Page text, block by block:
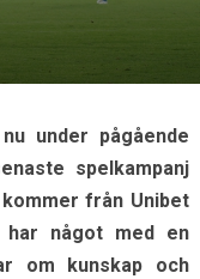
under pågående
spelkampanj
från Unibet
något med en
om kunskap och